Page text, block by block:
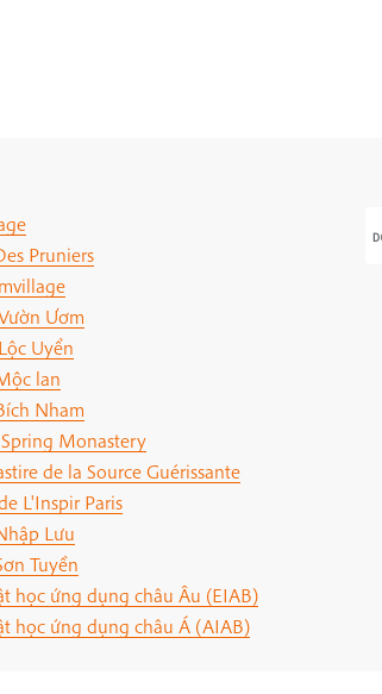
Pruniers
Ươm
Uyển
lan
Nham
Monastery
de la Source Guérissante
L'Inspir Paris
Lưu
Tuyền
học ứng dụng châu Âu (EIAB)
học ứng dụng châu Á (AIAB)